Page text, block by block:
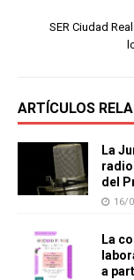
SER Ciudad
ARTÍCULOS
La
del
16/
La
a